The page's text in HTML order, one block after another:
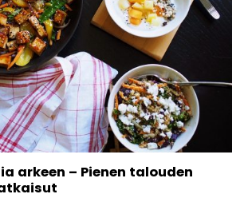
arkeen – Pienen talouden